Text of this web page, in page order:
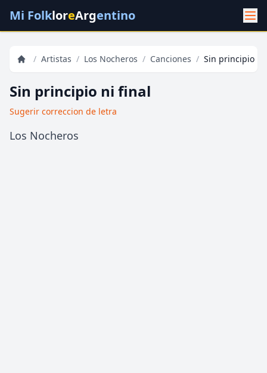
Mi FolkloreArgentino
/ Artistas / Los Nocheros / Canciones / Sin principio ni
Sin principio ni final
Sugerir correccion de letra
Los Nocheros